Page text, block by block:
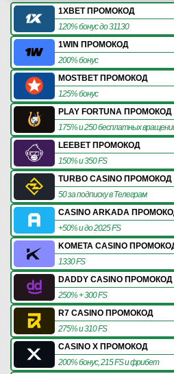
1XBET ПРОМОКОД
120% бонус до 31130
1WIN ПРОМОКОД
200% бонус
MOSTBET ПРОМОКОД
125% бонус
PLAY FORTUNA ПРОМОКОД
175% и 250 бесплатных
LEEBET ПРОМОКОД
150% и 350 FS
TURBO CASINO ПРОМОКОД
50 за подписку в Телеграм
CASINO ARKADA
+50% и до 2025 FS
KOMETA CASINO
1330 FS
DADDY CASINO ПРОМОКОД
250% + 300 FS
R7 CASINO ПРОМОКОД
275% и 310 FS
CASINO X ПРОМОКОД
200% бонус, 215 FS и фрибет